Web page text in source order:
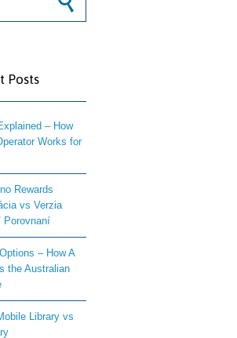
Posts
– How
Works for
Rewards
vs Verzia
Porovnaní
– How A
the Australian
Library vs